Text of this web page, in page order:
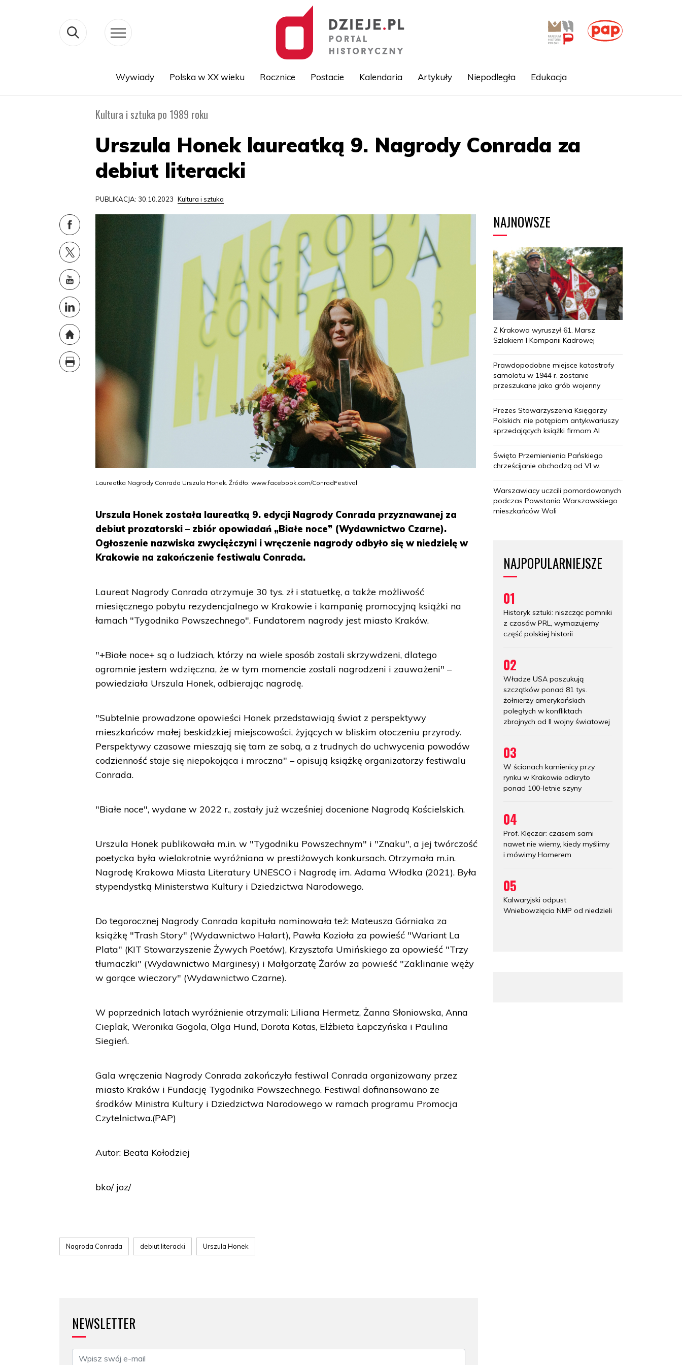
Wywiady Polska w XX wieku Rocznice Postacie Kalendaria Artykuły Niepodległa Edukacja
Kultura i sztuka po 1989 roku
Urszula Honek laureatką 9. Nagrody Conrada za
debiut literacki
PUBLIKACJA: 30.10.2023 Kultura i sztuka
Laureatka Nagrody Conrada Urszula Honek. Źródło: www.facebook.com/ConradFestival
Urszula Honek została laureatką 9. edycji Nagrody Conrada przyznawanej za
debiut prozatorski – zbiór opowiadań „Białe noce” (Wydawnictwo Czarne).
Ogłoszenie nazwiska zwyciężczyni i wręczenie nagrody odbyło się w niedzielę w
Krakowie na zakończenie festiwalu Conrada.
Laureat Nagrody Conrada otrzymuje 30 tys. zł i statuetkę, a także możliwość
miesięcznego pobytu rezydencjalnego w Krakowie i kampanię promocyjną książki na
łamach "Tygodnika Powszechnego". Fundatorem nagrody jest miasto Kraków.
"+Białe noce+ są o ludziach, którzy na wiele sposób zostali skrzywdzeni, dlatego
ogromnie jestem wdzięczna, że w tym momencie zostali nagrodzeni i zauważeni" –
powiedziała Urszula Honek, odbierając nagrodę.
"Subtelnie prowadzone opowieści Honek przedstawiają świat z perspektywy
mieszkańców małej beskidzkiej miejscowości, żyjących w bliskim otoczeniu przyrody.
Perspektywy czasowe mieszają się tam ze sobą, a z trudnych do uchwycenia powodów
codzienność staje się niepokojąca i mroczna" – opisują książkę organizatorzy festiwalu
Conrada.
"Białe noce", wydane w 2022 r., zostały już wcześniej docenione Nagrodą Kościelskich.
Urszula Honek publikowała m.in. w "Tygodniku Powszechnym" i "Znaku", a jej twórczość
poetycka była wielokrotnie wyróżniana w prestiżowych konkursach. Otrzymała m.in.
Nagrodę Krakowa Miasta Literatury UNESCO i Nagrodę im. Adama Włodka (2021). Była
stypendystką Ministerstwa Kultury i Dziedzictwa Narodowego.
Do tegorocznej Nagrody Conrada kapituła nominowała też: Mateusza Górniaka za
książkę "Trash Story" (Wydawnictwo Ha!art), Pawła Kozioła za powieść "Wariant La
Plata" (KIT Stowarzyszenie Żywych Poetów), Krzysztofa Umińskiego za opowieść "Trzy
tłumaczki" (Wydawnictwo Marginesy) i Małgorzatę Żarów za powieść "Zaklinanie węży
w gorące wieczory" (Wydawnictwo Czarne).
W poprzednich latach wyróżnienie otrzymali: Liliana Hermetz, Żanna Słoniowska, Anna
Cieplak, Weronika Gogola, Olga Hund, Dorota Kotas, Elżbieta Łapczyńska i Paulina
Siegień.
Gala wręczenia Nagrody Conrada zakończyła festiwal Conrada organizowany przez
miasto Kraków i Fundację Tygodnika Powszechnego. Festiwal dofinansowano ze
środków Ministra Kultury i Dziedzictwa Narodowego w ramach programu Promocja
Czytelnictwa.(PAP)
Autor: Beata Kołodziej
bko/ joz/
Nagroda Conrada debiut literacki Urszula Honek
NEWSLETTER
NAJNOWSZE
Z Krakowa wyruszył 61. Marsz
Szlakiem I Kompanii Kadrowej
Prawdopodobne miejsce katastrofy
samolotu w 1944 r. zostanie
przeszukane jako grób wojenny
Prezes Stowarzyszenia Księgarzy
Polskich: nie potępiam antykwariuszy
sprzedających książki firmom AI
Święto Przemienienia Pańskiego
chrześcijanie obchodzą od VI w.
Warszawiacy uczcili pomordowanych
podczas Powstania Warszawskiego
mieszkańców Woli
NAJPOPULARNIEJSZE
01
Historyk sztuki: niszcząc pomniki
z czasów PRL, wymazujemy
część polskiej historii
02
Władze USA poszukują
szczątków ponad 81 tys.
żołnierzy amerykańskich
poległych w konfliktach
zbrojnych od II wojny światowej
03
W ścianach kamienicy przy
rynku w Krakowie odkryto
ponad 100-letnie szyny
04
Prof. Klęczar: czasem sami
nawet nie wiemy, kiedy myślimy
i mówimy Homerem
05
Kalwaryjski odpust
Wniebowzięcia NMP od niedzieli